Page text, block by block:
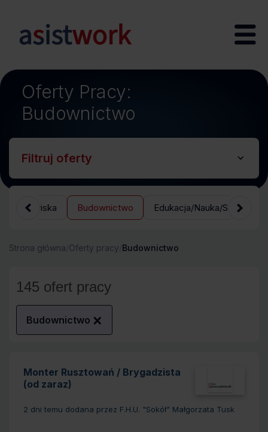
Oferty Pracy:
Budownictwo
Filtruj oferty
środowiska Budownictwo Edukacja/Nauka/Szkolenia
Strona główna Oferty pracy Budownictwo
145 ofert pracy
Budownictwo
Monter Rusztowań / Brygadzista
(od zaraz)
2 dni temu dodana przez F.H.U. "Sokół" Małgorzata Tusk